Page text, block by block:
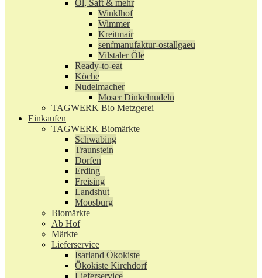
Öl, Saft & mehr
Winklhof
Wimmer
Kreitmair
senfmanufaktur-ostallgaeu
Vilstaler Öle
Ready-to-eat
Köche
Nudelmacher
Moser Dinkelnudeln
TAGWERK Bio Metzgerei
Einkaufen
TAGWERK Biomärkte
Schwabing
Traunstein
Dorfen
Erding
Freising
Landshut
Moosburg
Biomärkte
Ab Hof
Märkte
Lieferservice
Isarland Ökokiste
Ökokiste Kirchdorf
Lieferservice